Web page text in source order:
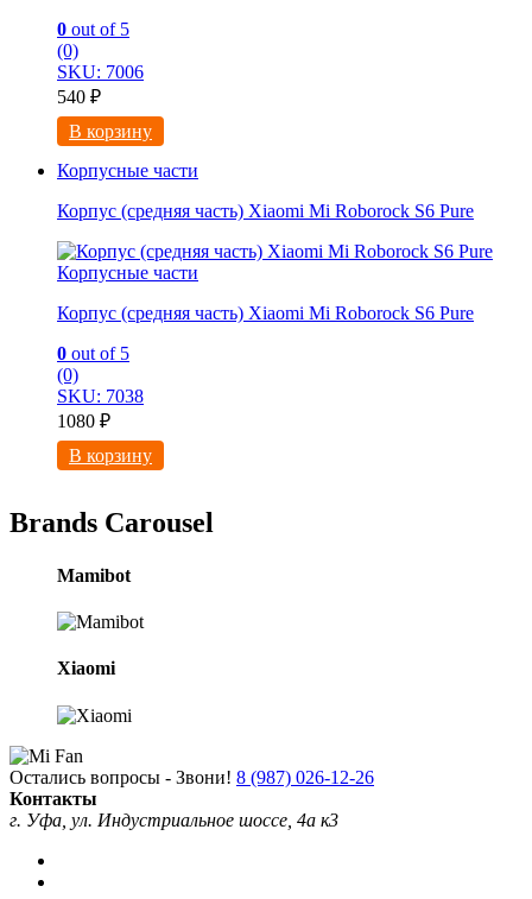
0 out of 5
(0)
SKU: 7006
540 ₽
В корзину
Корпусные части
Корпус (средняя часть) Xiaomi Mi Roborock S6 Pure
Корпусные части
Корпус (средняя часть) Xiaomi Mi Roborock S6 Pure
0 out of 5
(0)
SKU: 7038
1080 ₽
В корзину
Brands Carousel
Mamibot
Xiaomi
Остались вопросы - Звони! 8 (987) 026-12-26
Контакты
г. Уфа, ул. Индустриальное шоссе, 4а к3